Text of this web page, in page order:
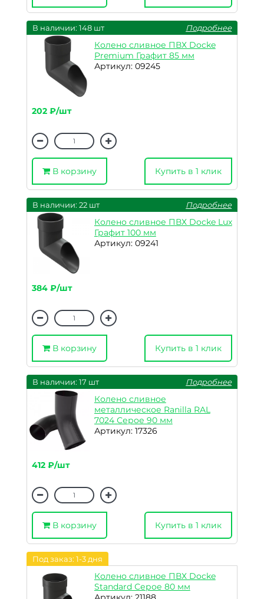
В наличии: 148 шт Подробнее
Колено сливное ПВХ Docke
Premium Графит 85 мм
Артикул: 09245
202 ₽/шт
В корзину Купить в 1 клик
В наличии: 22 шт Подробнее
Колено сливное ПВХ Docke Lux
Графит 100 мм
Артикул: 09241
384 ₽/шт
В корзину Купить в 1 клик
В наличии: 17 шт Подробнее
Колено сливное
металлическое Ranilla RAL
7024 Серое 90 мм
Артикул: 17326
412 ₽/шт
В корзину Купить в 1 клик
Под заказ: 1-3 дня
Колено сливное ПВХ Docke
Standard Серое 80 мм